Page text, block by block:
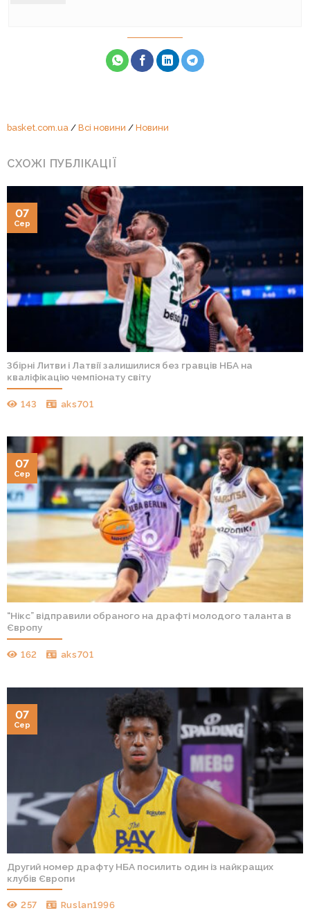
basket.com.ua/ Всі новини / Новини
СХОЖІ ПУБЛІКАЦІЇ
Збірні Литви і Латвії залишилися без гравців НБА на
кваліфікацію чемпіонату світу
143 aks701
07
Сер
“Нікс” відправили обраного на драфті молодого таланта в
Європу
162 aks701
07
Сер
Другий номер драфту НБА посилить один із найкращих
клубів Європи
257 Ruslan1996
07
Сер